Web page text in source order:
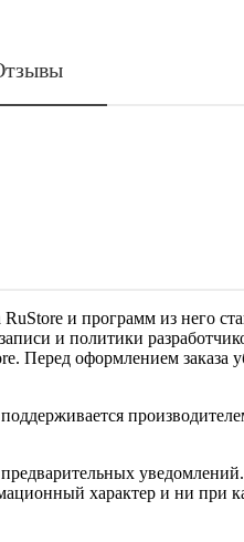
и программ из него
и политики
Перед оформлением
характер и ни при